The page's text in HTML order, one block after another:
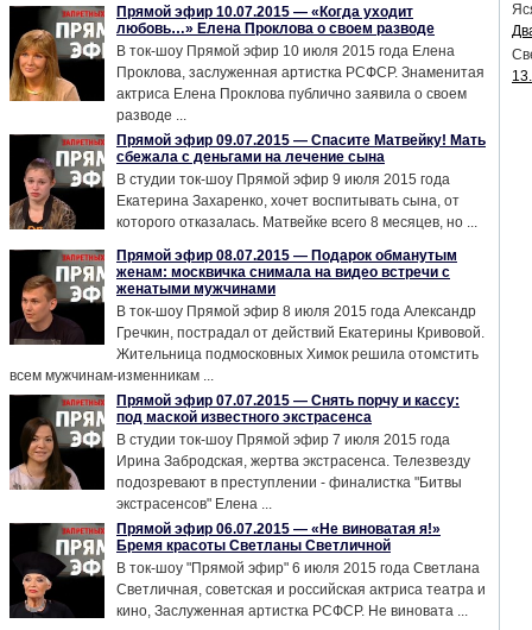
Прямой эфир 10.07.2015 — «Когда уходит
любовь…» Елена Проклова о своем разводе
В ток-шоу Прямой эфир 10 июля 2015 года Елена
Проклова, заслуженная артистка РСФСР. Знаменитая
актриса Елена Проклова публично заявила о своем
разводе ...
Прямой эфир 09.07.2015 — Спасите Матвейку! Мать
сбежала с деньгами на лечение сына
В студии ток-шоу Прямой эфир 9 июля 2015 года
Екатерина Захаренко, хочет воспитывать сына, от
которого отказалась. Матвейке всего 8 месяцев, но ...
Прямой эфир 08.07.2015 — Подарок обманутым
женам: москвичка снимала на видео встречи с
женатыми мужчинами
В ток-шоу Прямой эфир 8 июля 2015 года Александр
Гречкин, пострадал от действий Екатерины Кривовой.
Жительница подмосковных Химок решила отомстить
всем мужчинам-изменникам ...
Прямой эфир 07.07.2015 — Снять порчу и кассу:
под маской известного экстрасенса
В студии ток-шоу Прямой эфир 7 июля 2015 года
Ирина Забродская, жертва экстрасенса. Телезвезду
подозревают в преступлении - финалистка "Битвы
экстрасенсов" Елена ...
Прямой эфир 06.07.2015 — «Не виноватая я!»
Бремя красоты Светланы Светличной
В ток-шоу "Прямой эфир" 6 июля 2015 года Светлана
Светличная, советская и российская актриса театра и
кино, Заслуженная артистка РСФСР. Не виновата ...